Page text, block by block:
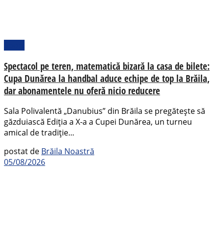
Spectacol pe teren, matematică bizară la casa de bilete:
Cupa Dunărea la handbal aduce echipe de top la Brăila,
dar abonamentele nu oferă nicio reducere
Sala Polivalentă „Danubius” din Brăila se pregătește să
găzduiască Ediția a X-a a Cupei Dunărea, un turneu
amical de tradiție...
postat de Brăila Noastră
05/08/2026